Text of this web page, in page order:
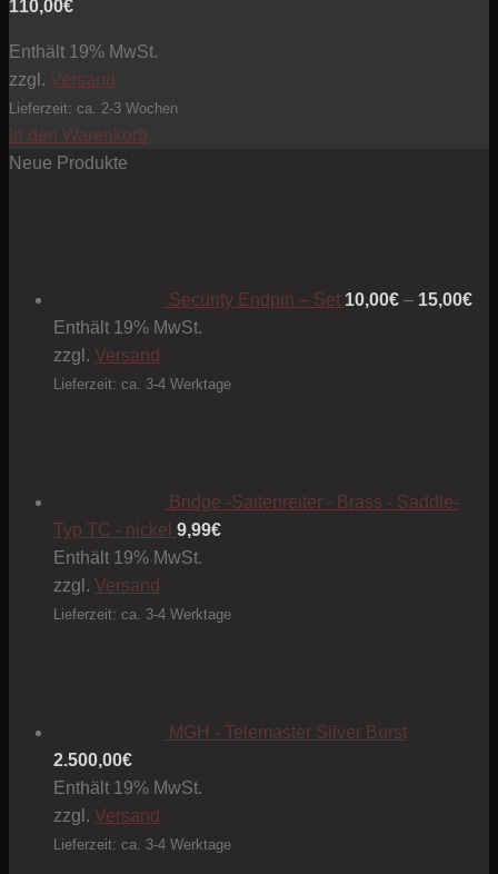
110,00€
Enthält 19% MwSt.
zzgl. Versand
Lieferzeit: ca. 2-3 Wochen
In den Warenkorb
Neue Produkte
Security Endpin – Set 10,00€ – 15,00€
Enthält 19% MwSt.
zzgl. Versand
Lieferzeit: ca. 3-4 Werktage
Bridge -Saitenreiter - Brass - Saddle-
Typ TC - nickel 9,99€
Enthält 19% MwSt.
zzgl. Versand
Lieferzeit: ca. 3-4 Werktage
MGH - Telemaster Silver Burst
2.500,00€
Enthält 19% MwSt.
zzgl. Versand
Lieferzeit: ca. 3-4 Werktage